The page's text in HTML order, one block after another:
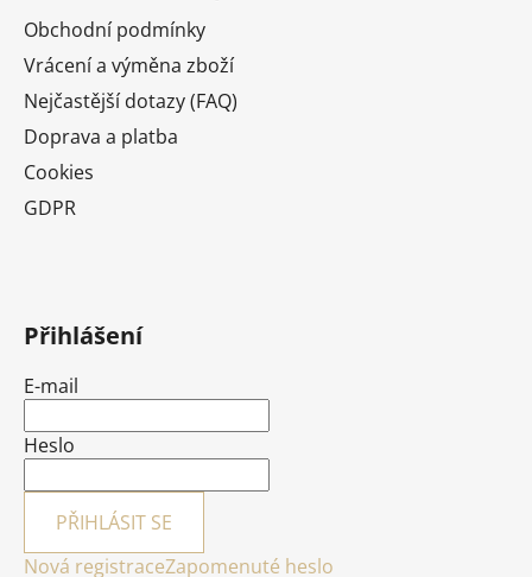
Obchodní podmínky
Vrácení a výměna zboží
Nejčastější dotazy (FAQ)
Doprava a platba
Cookies
GDPR
Přihlášení
E-mail
Heslo
PŘIHLÁSIT SE
Nová registraceZapomenuté heslo